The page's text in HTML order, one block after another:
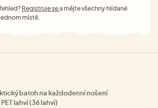
Registruje sea mějte všechny hlídané
místě.
batoh na každodenní nošení
lahví (36 lahví)